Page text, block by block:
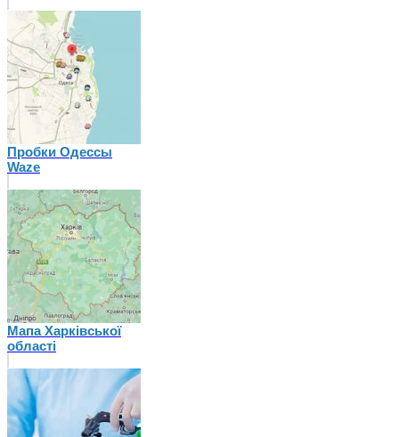
Пробки Одессы
Waze
Мапа Харківської
області